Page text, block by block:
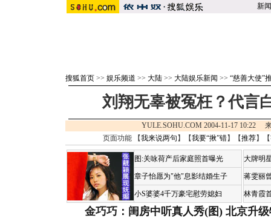
新闻
搜狐首页 >> 娱乐频道 >> 大陆 >> 大陆娱乐新闻 >> “慈善大使”
刘翔无辜被冤枉？代言
YULE.SOHU.COM 2004-11-17 10:22
页面功能 【我来说两句 】【我要“揪”错】【推荐】
图:关咏荷产后家庭照首曝光
章子怡愿为"他"息影结婚生子
小S婆婆4千万豪宅慰劳媳妇
大牌明
蒋雯丽
林青霞
金巧巧：闺房中听真人秀(图) 北京升